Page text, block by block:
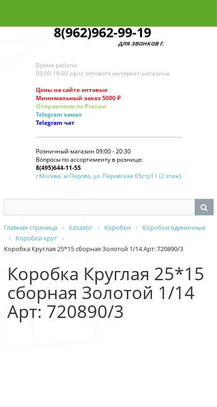
8(962)962-99-19
для звонков по оптовым заказам
Время работы:
09:00-18:00 офис оптового интернет-магазина
Цены на сайте оптовые
Минимальный заказ 5000 ₽
Отправляем по России
Telegram канал
Telegram чат
Розничный магазин 09:00 - 20:30
Вопросы по ассортименту в рознице:
8(495)644-11-55
г.Москва, м.Перово, ул. Перовская 65стр11 (2 этаж)
Главная страница Каталог Коробки
Коробки одиночные
Коробки круг
Коробка Круглая 25*15 сборная Золотой 1/14 Арт: 720890/3
Коробка Круглая 25*15
сборная Золотой 1/14
Арт: 720890/3